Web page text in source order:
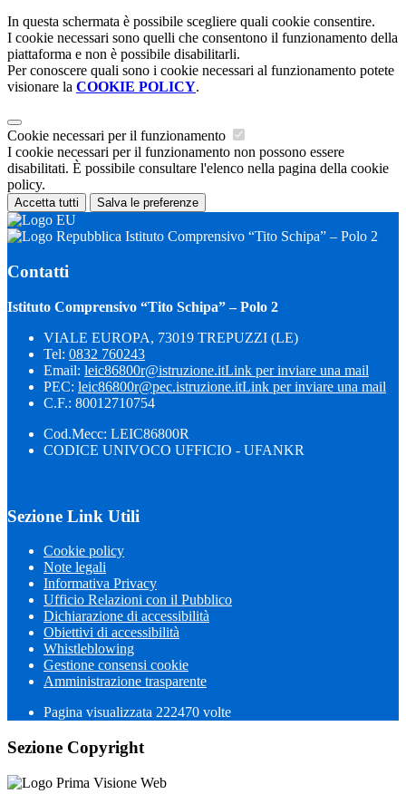
In questa schermata è possibile scegliere quali cookie consentire.
I cookie necessari sono quelli che consentono il funzionamento della
piattaforma e non è possibile disabilitarli.
Per conoscere quali sono i cookie necessari al funzionamento potete
visionare la COOKIE POLICY.
Cookie necessari per il funzionamento
I cookie necessari per il funzionamento non possono essere
disabilitati. È possibile consultare l'elenco nella pagina della cookie
policy.
Accetta tutti Salva le preferenze
Istituto Comprensivo “Tito Schipa” – Polo 2
Contatti
Istituto Comprensivo “Tito Schipa” – Polo 2
VIALE EUROPA, 73019 TREPUZZI (LE)
Tel: 0832 760243
Email: leic86800r@istruzione.itLink per inviare una mail
PEC: leic86800r@pec.istruzione.itLink per inviare una mail
C.F.: 80012710754
Cod.Mecc: LEIC86800R
CODICE UNIVOCO UFFICIO - UFANKR
Sezione Link Utili
Cookie policy
Note legali
Informativa Privacy
Ufficio Relazioni con il Pubblico
Dichiarazione di accessibilità
Obiettivi di accessibilità
Whistleblowing
Gestione consensi cookie
Amministrazione trasparente
Pagina visualizzata 222470 volte
Sezione Copyright